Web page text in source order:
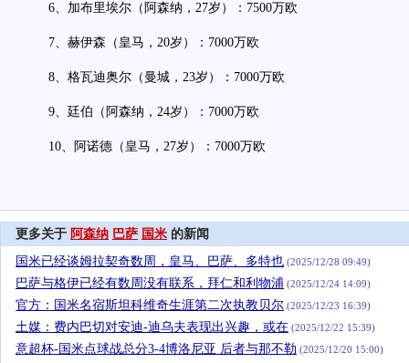
6、加布里埃尔（阿森纳，27岁）：7500万欧
7、赫伊森（皇马，20岁）：7000万欧
8、格瓦迪奥尔（曼城，23岁）：7000万欧
9、廷伯（阿森纳，24岁）：7000万欧
10、阿诺德（皇马，27岁）：7000万欧
更多关于 阿森纳 巴萨 国米 的新闻
国米已经谈姆拉契奇数周，皇马、巴萨、多特也 (2025/12/28 09:49)
巴萨与格伊已经有数周没有联系，拜仁和利物浦 (2025/12/24 14:09)
官方：国米名宿斯坦科维奇生涯第二次执教贝尔 (2025/12/23 16:39)
土媒：费内巴切对安迪-迪乌夫表现出兴趣，或在 (2025/12/22 15:39)
意超杯-国米点球战总分3-4博洛尼亚 后者与那不勒 (2025/12/20 15:00)